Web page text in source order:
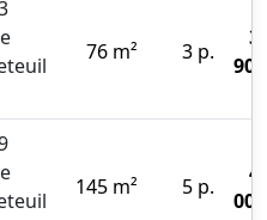
76 m² 3 p.
145 m² 5 p.